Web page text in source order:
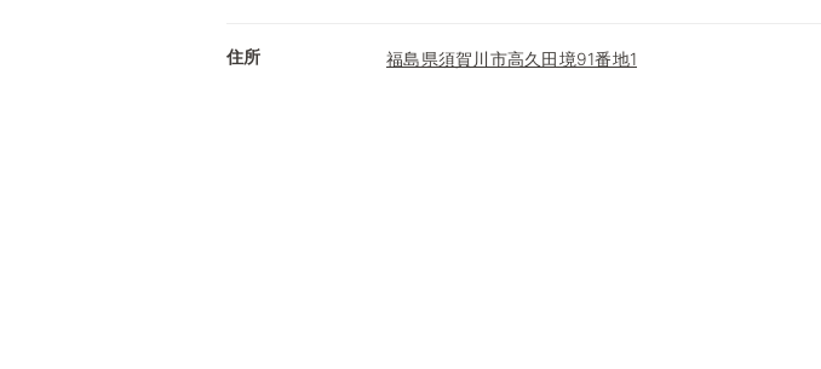
住所 福島県須賀川市高久田境91番地1